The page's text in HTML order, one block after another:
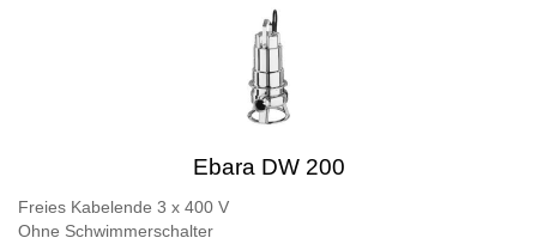
Ebara DW 200
Freies Kabelende 3 x 400 V
Ohne Schwimmerschalter